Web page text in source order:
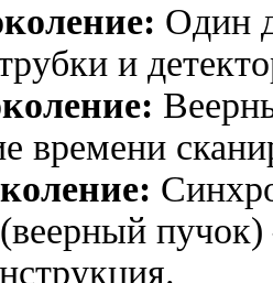
Один
и
времени
(веерный